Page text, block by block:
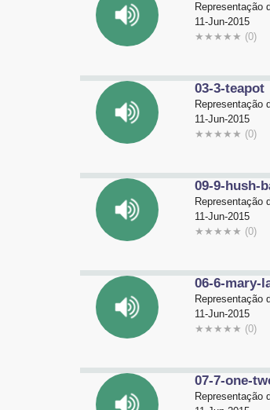
Representação
11-Jun-2015
★ ★ ★ ★ ★ (0)
03-3-teapot
Representação
11-Jun-2015
★ ★ ★ ★ ★ (0)
09-9-hush-
Representação
11-Jun-2015
★ ★ ★ ★ ★ (0)
06-6-mary-
Representação
11-Jun-2015
★ ★ ★ ★ ★ (0)
07-7-one-
Representação